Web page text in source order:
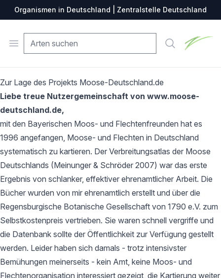
Organismen in Deutschland | Zentralstelle Deutschland
Open menu Suche
Zur Lage des Projekts Moose-Deutschland.de
Liebe treue Nutzergemeinschaft von www.moose-
deutschland.de,
mit den Bayerischen Moos- und Flechtenfreunden hat es
1996 angefangen, Moose- und Flechten in Deutschland
systematisch zu kartieren. Der Verbreitungsatlas der Moose
Deutschlands (Meinunger & Schröder 2007) war das erste
Ergebnis von schlanker, effektiver ehrenamtlicher Arbeit. Die
Bücher wurden von mir ehrenamtlich erstellt und über die
Regensburgische Botanische Gesellschaft von 1790 e.V. zum
Selbstkostenpreis vertrieben. Sie waren schnell vergriffe und
die Datenbank sollte der Öffentlichkeit zur Verfügung gestellt
werden. Leider haben sich damals - trotz intensivster
Bemühungen meinerseits - kein Amt, keine Moos- und
Flechtenorganisation interessiert gezeigt, die Kartierung weiter